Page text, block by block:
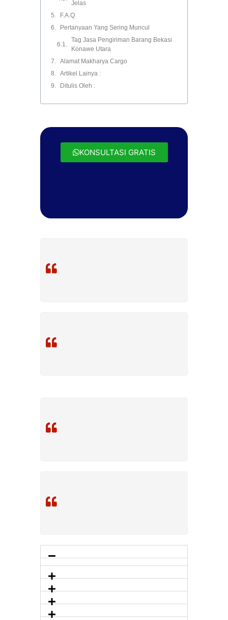
Jelas
F.A.Q
Pertanyaan Yang Sering Muncul
Tag Jasa Pengiriman Barang Bekasi
Konawe Utara
Alamat Makharya Cargo
Artikel Lainya :
Ditulis Oleh :
KONSULTASI GRATIS